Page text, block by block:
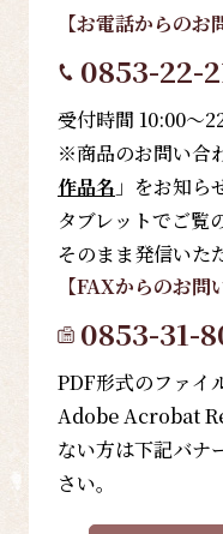
【お電話からのお
0853-22-
受付時間 10:00～
※商品のお問い合
作品名 」をお知ら
タブレットでご覧
そのまま発信いた
【FAXからのお問
0853-31-
PDF形式のファイ
Adobe Acrobat
ない方は下記バナ
さい。